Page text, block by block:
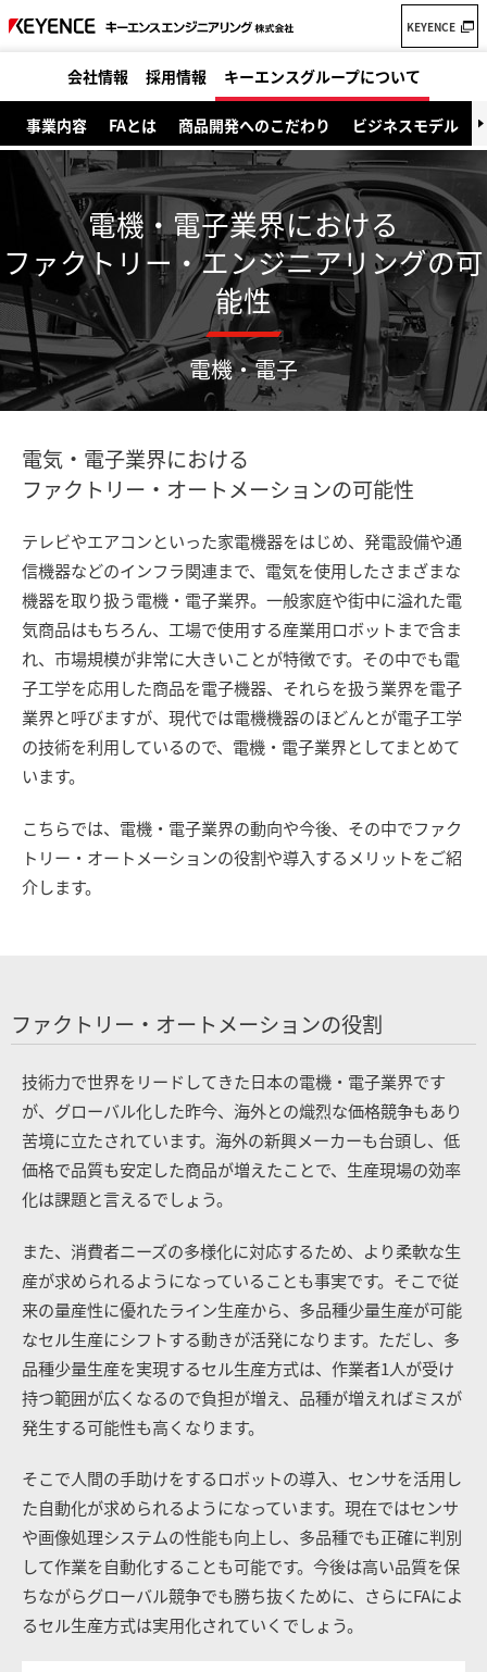
KEYENCE
会社情報 採用情報 キーエンスグループについて
事業内容 FAとは 商品開発へのこだわり ビジネスモデル
電機・電子業界における
ファクトリー・エンジニアリングの可
能性
電機・電子
電気・電子業界における
ファクトリー・オートメーションの可能性
テレビやエアコンといった家電機器をはじめ、発電設備や通
信機器などのインフラ関連まで、電気を使用したさまざまな
機器を取り扱う電機・電子業界。一般家庭や街中に溢れた電
気商品はもちろん、工場で使用する産業用ロボットまで含ま
れ、市場規模が非常に大きいことが特徴です。その中でも電
子工学を応用した商品を電子機器、それらを扱う業界を電子
業界と呼びますが、現代では電機機器のほどんとが電子工学
の技術を利用しているので、電機・電子業界としてまとめて
います。
こちらでは、電機・電子業界の動向や今後、その中でファク
トリー・オートメーションの役割や導入するメリットをご紹
介します。
ファクトリー・オートメーションの役割
技術力で世界をリードしてきた日本の電機・電子業界です
が、グローバル化した昨今、海外との熾烈な価格競争もあり
苦境に立たされています。海外の新興メーカーも台頭し、低
価格で品質も安定した商品が増えたことで、生産現場の効率
化は課題と言えるでしょう。
また、消費者ニーズの多様化に対応するため、より柔軟な生
産が求められるようになっていることも事実です。そこで従
来の量産性に優れたライン生産から、多品種少量生産が可能
なセル生産にシフトする動きが活発になります。ただし、多
品種少量生産を実現するセル生産方式は、作業者1人が受け
持つ範囲が広くなるので負担が増え、品種が増えればミスが
発生する可能性も高くなります。
そこで人間の手助けをするロボットの導入、センサを活用し
た自動化が求められるようになっています。現在ではセンサ
や画像処理システムの性能も向上し、多品種でも正確に判別
して作業を自動化することも可能です。今後は高い品質を保
ちながらグローバル競争でも勝ち抜くために、さらにFAによ
るセル生産方式は実用化されていくでしょう。